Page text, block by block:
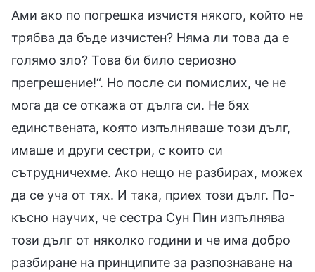
Ами ако по погрешка изчистя някого, който не
трябва да бъде изчистен? Няма ли това да е
голямо зло? Това би било сериозно
прегрешение!“. Но после си помислих, че не
мога да се откажа от дълга си. Не бях
единствената, която изпълняваше този дълг,
имаше и други сестри, с които си
сътрудничехме. Ако нещо не разбирах, можех
да се уча от тях. И така, приех този дълг. По-
късно научих, че сестра Сун Пин изпълнява
този дълг от няколко години и че има добро
разбиране на принципите за разпознаване на